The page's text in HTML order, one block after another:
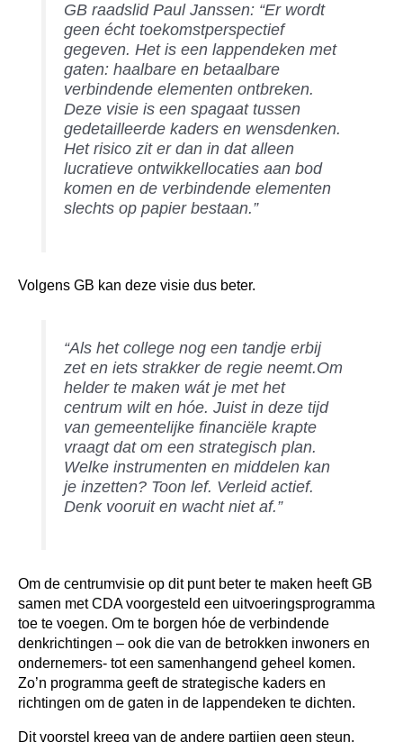
GB raadslid Paul Janssen: “Er wordt
geen écht toekomstperspectief
gegeven. Het is een lappendeken met
gaten: haalbare en betaalbare
verbindende elementen ontbreken.
Deze visie is een spagaat tussen
gedetailleerde kaders en wensdenken.
Het risico zit er dan in dat alleen
lucratieve ontwikkellocaties aan bod
komen en de verbindende elementen
slechts op papier bestaan.”
Volgens GB kan deze visie dus beter.
“Als het college nog een tandje erbij
zet en iets strakker de regie neemt.Om
helder te maken wát je met het
centrum wilt en hóe. Juist in deze tijd
van gemeentelijke financiële krapte
vraagt dat om een strategisch plan.
Welke instrumenten en middelen kan
je inzetten? Toon lef. Verleid actief.
Denk vooruit en wacht niet af.”
Om de centrumvisie op dit punt beter te maken heeft GB
samen met CDA voorgesteld een uitvoeringsprogramma
toe te voegen. Om te borgen hóe de verbindende
denkrichtingen – ook die van de betrokken inwoners en
ondernemers- tot een samenhangend geheel komen.
Zo’n programma geeft de strategische kaders en
richtingen om de gaten in de lappendeken te dichten.
Dit voorstel kreeg van de andere partijen geen steun.